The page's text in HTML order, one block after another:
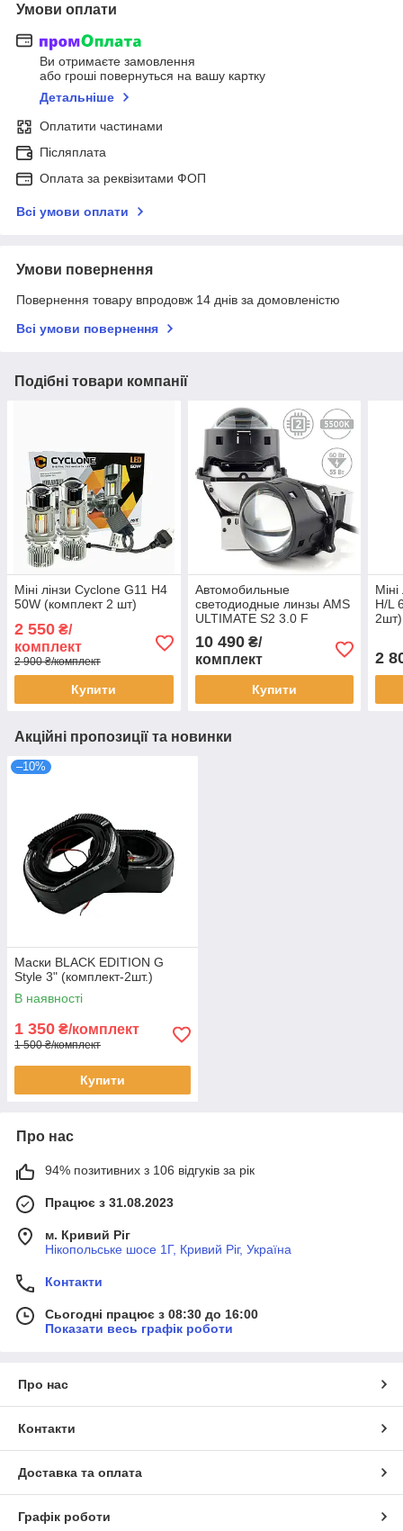
Умови оплати
Ви отримаєте замовлення
або гроші повернуться на вашу картку
Детальніше
Оплатити частинами
Післяплата
Оплата за реквізитами ФОП
Всі умови оплати
Умови повернення
Повернення товару впродовж 14 днів за домовленістю
Всі умови повернення
Подібні товари компанії
Міні лінзи Cyclone G11 H4
50W (комплект 2 шт)
2 550 ₴/
комплект
2 900 ₴/комплект
Купити
Автомобильные
светодиодные линзы AMS
ULTIMATE S2 3.0 F
10 490₴/
комплект
Купити
H/L
2шт)
2
Акційні пропозиції та новинки
–10%
Маски BLACK EDITION G
Style 3" (комплект-2шт.)
В наявності
1 350 ₴/комплект
1 500 ₴/комплект
Купити
Про нас
94% позитивних з 106 відгуків за рік
Працює з 31.08.2023
м. Кривий Ріг
Нікопольське шосе 1Г, Кривий Ріг, Україна
Контакти
Сьогодні працює з 08:30 до 16:00
Показати весь графік роботи
Про нас
Контакти
Доставка та оплата
Графік роботи